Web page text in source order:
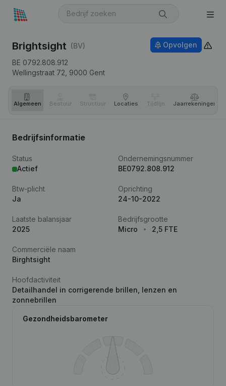
Brightsight (BV)
BE 0792.808.912
Wellingstraat 72, 9000 Gent
Opvolgen
Algemeen Bestuur Structuur Locaties Tijdlijn Jaar­rekeningen
Bedrijfsinformatie
Status
Actief
Ondernemingsnummer
BE0792.808.912
Btw-plicht
Ja
Oprichting
24-10-2022
Laatste balansjaar
2025
Bedrijfsgrootte
Micro
2,5 FTE
Commerciële naam
Birghtsight
Hoofdactiviteit
Detailhandel in corrigerende brillen, lenzen en
zonnebrillen
Gezondheidsbarometer